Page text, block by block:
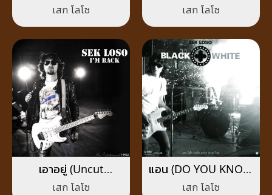
เสก โลโซ เสก โลโซ
เอาอยู่ (Uncut
Version)
เสก โลโซ
แอน (DO YOU KNOW
WHAT I MEAN?)
เสก โลโซ